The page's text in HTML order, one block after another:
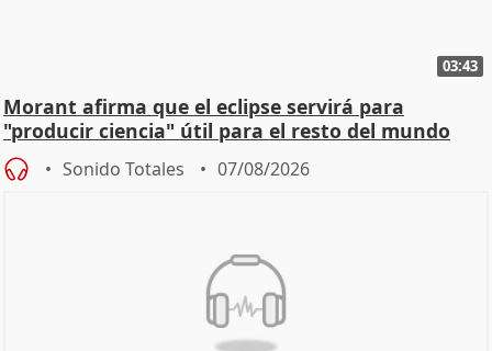
03:43
Morant afirma que el eclipse servirá para
"producir ciencia" útil para el resto del mundo
Sonido Totales 07/08/2026